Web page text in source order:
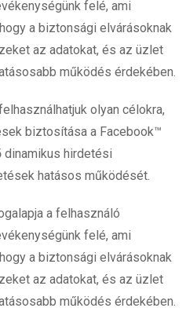
felé, ami
a biztonsági elvárásoknak
az adatokat, és az üzlet
működés érdekében.
olyan célokra,
biztosítása a Facebook™
hirdetési
hatásos működését.
a felhasználó
felé, ami
a biztonsági elvárásoknak
az adatokat, és az üzlet
működés érdekében.